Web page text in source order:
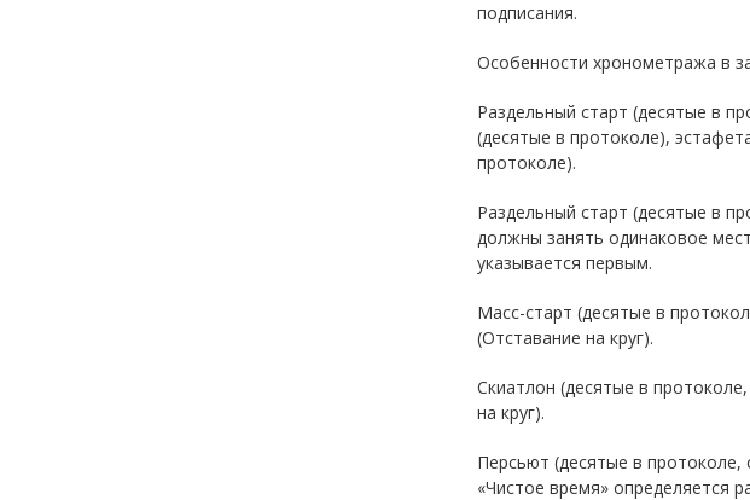
подписания.
Особенности хронометража в
Раздельный старт (десятые в
(десятые в протоколе),
протоколе).
Раздельный старт (десятые в
должны занять одинаковое
указывается первым.
Масс-старт (десятые в
(Отставание на круг).
Скиатлон (десятые в
на круг).
Персьют (десятые в
«Чистое время» определяется